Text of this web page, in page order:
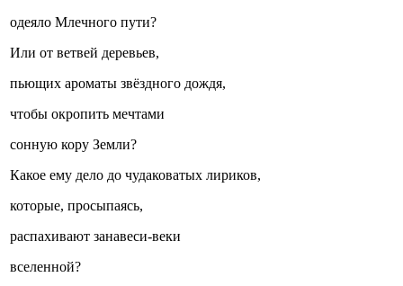
одеяло Млечного пути?
Или от ветвей деревьев,
пьющих ароматы звёздного дождя,
чтобы окропить мечтами
сонную кору Земли?
Какое ему дело до чудаковатых лириков,
которые, просыпаясь,
распахивают занавеси-веки
вселенной?